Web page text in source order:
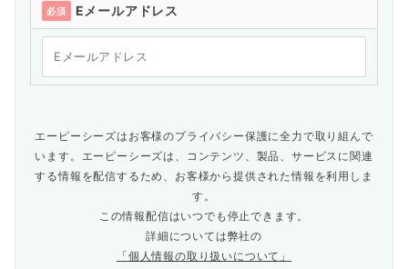
必須 Eメールアドレス
エーピーシーズはお客様のプライバシー保護に全力で取り組んで
います。エーピーシーズは、コンテンツ、製品、サービスに関連
する情報を配信するため、お客様から提供された情報を利用しま
す。
この情報配信はいつでも停止できます。
詳細については弊社の
「個人情報の取り扱いについて」